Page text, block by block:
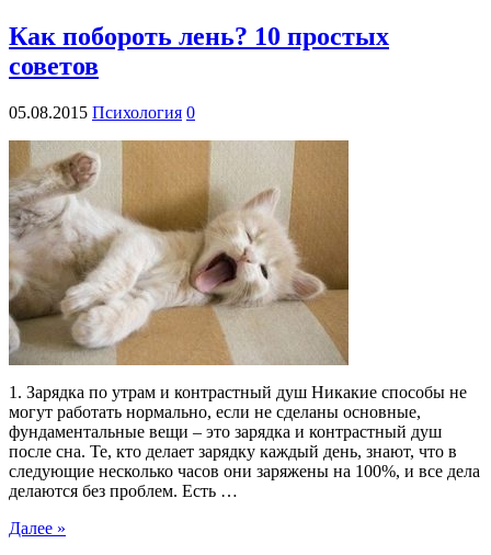
Как побороть лень? 10 простых
советов
05.08.2015 Психология 0
1. Зарядка по утрам и контрастный душ Никакие способы не
могут работать нормально, если не сделаны основные,
фундаментальные вещи – это зарядка и контрастный душ
после сна. Те, кто делает зарядку каждый день, знают, что в
следующие несколько часов они заряжены на 100%, и все дела
делаются без проблем. Есть …
Далее »